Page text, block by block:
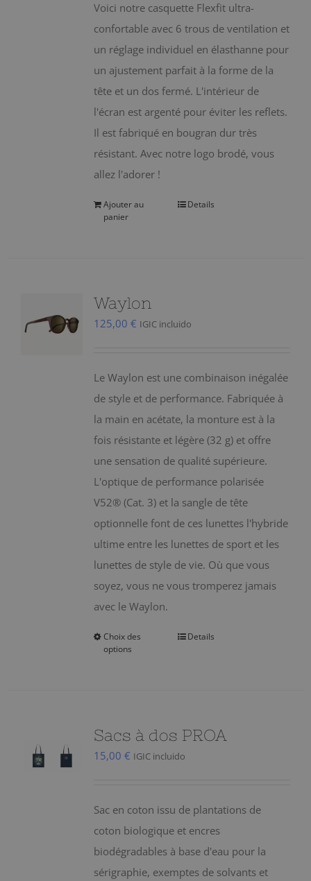
Voici notre casquette Flexfit ultra-
confortable avec 6 trous de ventilation et
un réglage individuel en élasthanne pour
un ajustement parfait à la forme de la
tête et un dos fermé. L'intérieur de
l'écran est argenté pour éviter les reflets.
Il est fabriqué en bougran dur très
résistant. Avec notre logo brodé, vous
allez l'adorer !
Ajouter au
panier
Details
Waylon
125,00 € IGIC incluido
Le Waylon est une combinaison inégalée
de style et de performance. Fabriquée à
la main en acétate, la monture est à la
fois résistante et légère (32 g) et offre
une sensation de qualité supérieure.
L'optique de performance polarisée
V52® (Cat. 3) et la sangle de tête
optionnelle font de ces lunettes l'hybride
ultime entre les lunettes de sport et les
lunettes de style de vie. Où que vous
soyez, vous ne vous tromperez jamais
avec le Waylon.
Choix des
options
Ce
Les
être
choisies
sur
la
Details
Sacs à dos PROA
15,00 € IGIC incluido
Sac en coton issu de plantations de
coton biologique et encres
biodégradables à base d'eau pour la
sérigraphie, exemptes de solvants et